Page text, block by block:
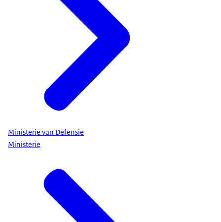
Ministerie van Defensie
Ministerie